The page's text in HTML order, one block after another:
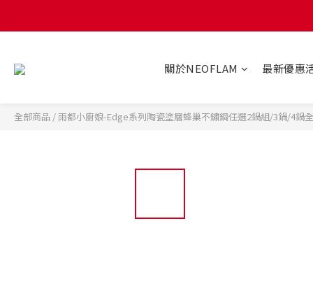
關於NEOFLAM 最新優惠
全部商品 /雨都小廚娘-Edge系列陶瓷塗層蜂巢不鏽鋼任選2鍋組/3鍋/4鍋